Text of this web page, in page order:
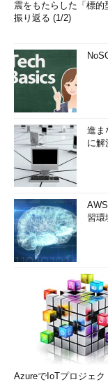
震をもたらした「標的
振り返る (1/2)
進ま
に解
習環
AzureでIoTプロジェク